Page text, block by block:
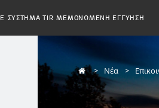
ΣΥΣΤΗΜΑ TIR ΜΕΜΟΝΩΜΕΝΗ ΕΓΓΥΗΣΗ
Νέα